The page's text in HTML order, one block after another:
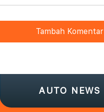
Tambah Komentar
AUTO NEWS